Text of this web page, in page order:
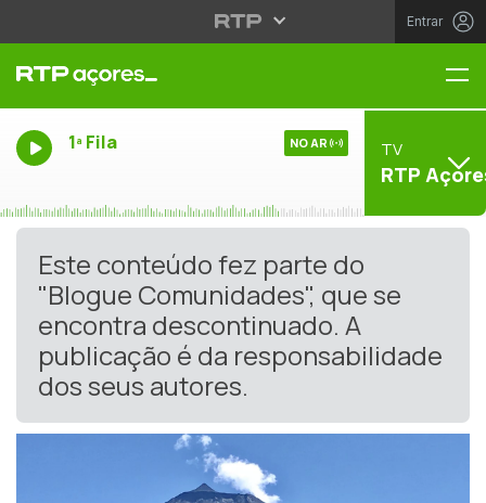
Entrar
1ª Fila NO AR TV
RTP
Este conteúdo fez parte do
"Blogue Comunidades", que se
encontra descontinuado. A
publicação é da responsabilidade
dos seus autores.